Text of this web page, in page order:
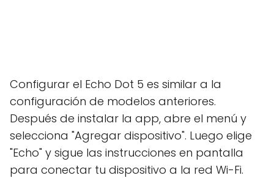
Configurar el Echo Dot 5 es similar a la
configuración de modelos anteriores.
Después de instalar la app, abre el menú y
selecciona "Agregar dispositivo". Luego elige
"Echo" y sigue las instrucciones en pantalla
para conectar tu dispositivo a la red Wi-Fi.